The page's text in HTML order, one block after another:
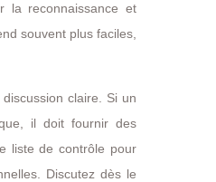
la reconnaissance et
souvent plus faciles,
claire. Si un
il doit fournir des
liste de contrôle pour
Discutez dès le